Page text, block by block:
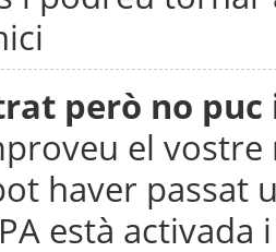
però no
el vostre
haver passat
està